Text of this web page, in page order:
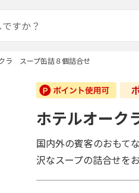
ラ スープ缶詰８個詰合せ
ホテルオーク
国内外の賓客のおもて
沢なスープの詰合せを